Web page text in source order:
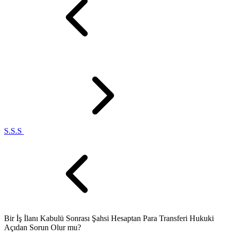
S.S.S
Bir İş İlanı Kabulü Sonrası Şahsi Hesaptan Para Transferi Hukuki
Açıdan Sorun Olur mu?